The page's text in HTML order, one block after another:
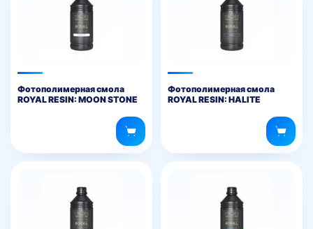
Фотополимерная смола
ROYAL RESIN: MOON STONE
Фотополимерная смола
ROYAL RESIN: HALITE